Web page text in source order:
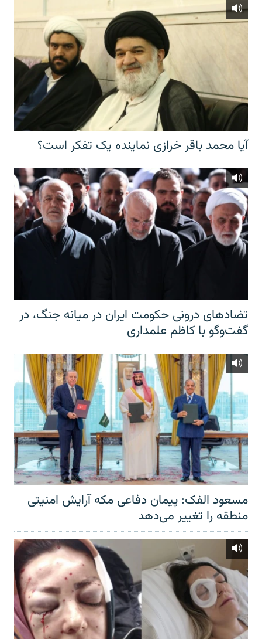
آیا محمد باقر خرازی نماینده یک تفکر است؟
تضادهای درونی حکومت ایران در میانه جنگ، در
گفت‌‌وگو با کاظم علمداری
مسعود الفک: پیمان دفاعی مکه آرایش امنیتی
منطقه را تغییر می‌دهد